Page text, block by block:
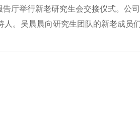
厅举行新老研究生会交接仪式。公
。吴晨晨向研究生团队的新老成员